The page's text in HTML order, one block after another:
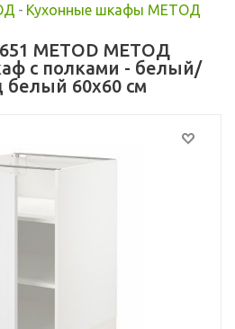
- Кухонные шкафы МЕТОД
METOD МЕТОД
с полками - белый/
белый 60x60 см